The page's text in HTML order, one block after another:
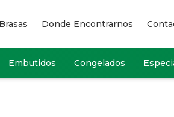
Embutidos Congelados
Brasas Donde Encontrarnos